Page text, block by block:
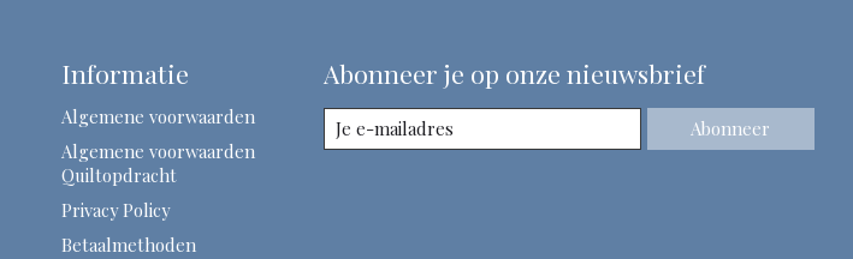
Informatie
Algemene voorwaarden
Algemene voorwaarden
Quiltopdracht
Privacy Policy
Betaalmethoden
Abonneer je op onze nieuwsbrief
Abonneer